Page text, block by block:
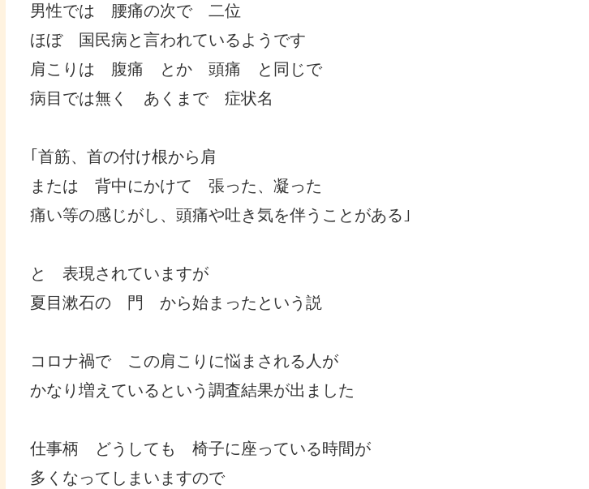
男性では 腰痛の次で 二位
ほぼ 国民病と言われているようです
肩こりは 腹痛 とか 頭痛 と同じで
病目では無く あくまで 症状名
｢首筋、首の付け根から肩
または 背中にかけて 張った、凝った
痛い等の感じがし、頭痛や吐き気を伴うことがある｣
と 表現されていますが
夏目漱石の 門 から始まったという説
コロナ禍で この肩こりに悩まされる人が
かなり増えているという調査結果が出ました
仕事柄 どうしても 椅子に座っている時間が
多くなってしまいますので